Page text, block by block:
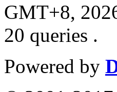
GMT+8,
20 queries .
Powered by